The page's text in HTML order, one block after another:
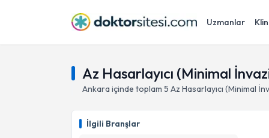
Uzmanlar
Az Hasarlayıcı (Minimal
Ankara içinde toplam 5 Az Hasarlayıcı (Minimal
İlgili Branşlar